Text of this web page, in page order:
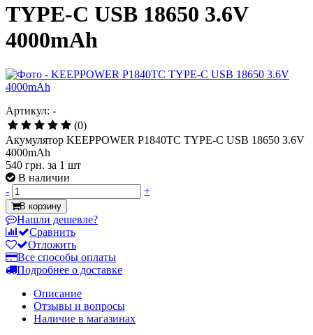
TYPE-C USB 18650 3.6V
4000mAh
Артикул: -
(0)
Акумулятор KEEPPOWER P1840TC TYPE-C USB 18650 3.6V
4000mAh
540 грн. за 1 шт
В наличии
-
+
В корзину
Нашли дешевле?
Сравнить
Отложить
Все способы оплаты
Подробнее о доставке
Описание
Отзывы и вопросы
Наличие в магазинах